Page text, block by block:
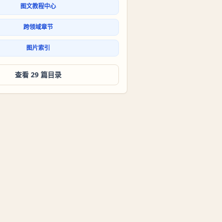
图文教程中心
跨领域章节
图片索引
查看 29 篇目录